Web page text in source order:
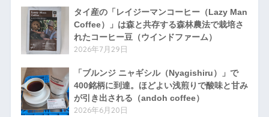
タイ産の「レイジーマンコーヒー（Lazy Man
Coffee）」は森と共存する森林農法で栽培さ
れたコーヒー豆（ウインドファーム）
2026年7月29日
「ブルンジ ニャギシル（Nyagishiru）」で
400銘柄に到達。ほどよい浅煎りで酸味と甘み
が引き出される（andoh coffee）
2026年6月20日